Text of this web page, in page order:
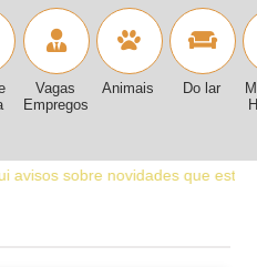
Vagas
Empregos
Animais Do lar
lançando no site.